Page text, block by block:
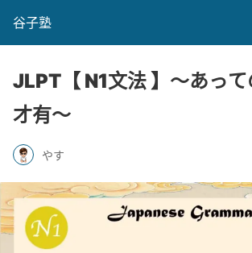
谷子塾
JLPT【 N1文法 】〜あって
才有〜
やす